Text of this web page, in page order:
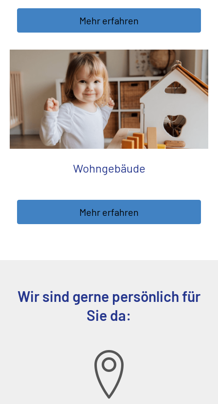
Mehr erfahren
Wohngebäude
Mehr erfahren
Wir sind gerne persönlich für
Sie da: